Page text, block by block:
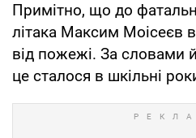
Примітно, що до
літака Максим Моісеєв
від пожежі. За словами
це сталося в шкільні